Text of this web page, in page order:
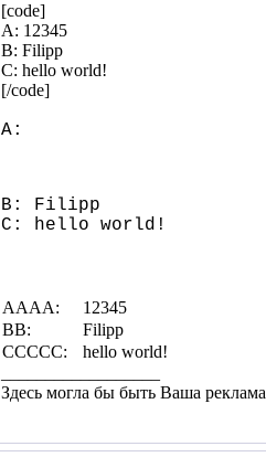
[code]
A: 12345
B: Filipp
C: hello world!
[/code]
A:
B: Filipp
C: hello world!
AAAA:
12345
BB:
Filipp
CCCCC:
hello world!
Здесь могла бы быть Ваша реклама